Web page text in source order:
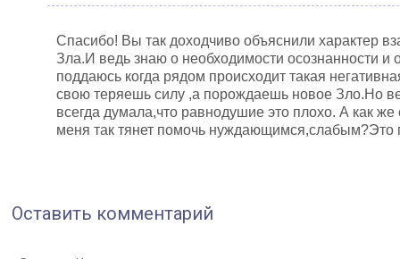
Спасибо! Вы так доходчиво объяснили характер
Зла.И ведь знаю о необходимости осознанности и
поддаюсь когда рядом происходит такая
свою теряешь силу ,а порождаешь новое Зло.Но
всегда думала,что равнодушие это плохо. А как
меня так тянет помочь нуждающимся,слабым?Это
Оставить комментарий